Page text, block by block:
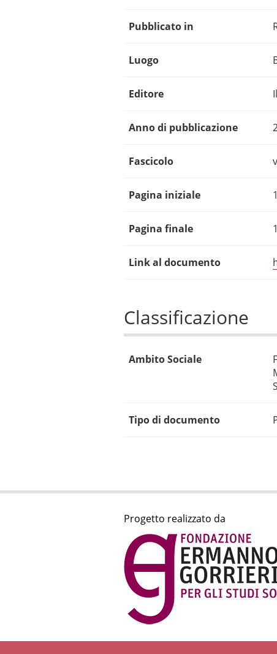
Pubblicato in
Luogo
Editore
Anno di pubblicazione
Fascicolo
Pagina iniziale
Pagina finale
Link al documento
Classificazione
Ambito Sociale
Tipo di documento
Progetto realizzato da